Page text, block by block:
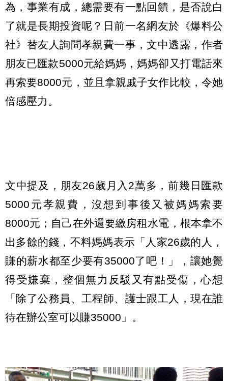
為，事業有成，總需要有一點回饋，是否說白
了就是長期投資呢？日前一名網友於《爆料公
社》替友人詢問孝親費一事，文中透露，作者
朋友已匯款5000元給媽媽，媽媽卻又打電話來
再索要8000元，並且拿親戚子女作比較，令她
倍感壓力。
文中提及，朋友26歲月入2萬多，前幾日匯款
5000元孝親費，沒想到事後又被媽媽索要
8000元；自己在外還要繳房租水電，根本拿不
出多餘的錢，不料媽媽表示「人家26歲的人，
賺的薪水都至少要有35000了吧！」，讓她覺
得受嫌棄，整個無力反駁又有點受傷，心想
「除了公務員、工程師、護士跟工人，現在誰
待在辦公室可以賺35000」。